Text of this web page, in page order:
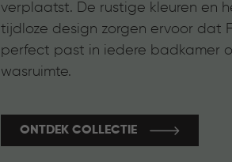
verplaatst. De rustige kleuren en
tijdloze design zorgen ervoor dat
perfect past in iedere badkamer
wasruimte.
ONTDEK COLLECTIE